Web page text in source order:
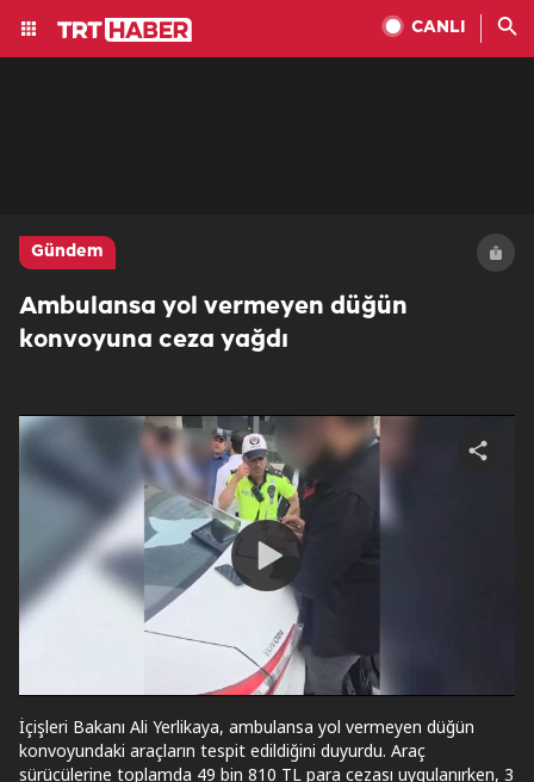
CANLI
Gündem
Ambulansa yol vermeyen düğün
konvoyuna ceza yağdı
Play
Video
Share
İçişleri Bakanı Ali Yerlikaya, ambulansa yol vermeyen düğün
konvoyundaki araçların tespit edildiğini duyurdu. Araç
sürücülerine toplamda 49 bin 810 TL para cezası uygulanırken, 3